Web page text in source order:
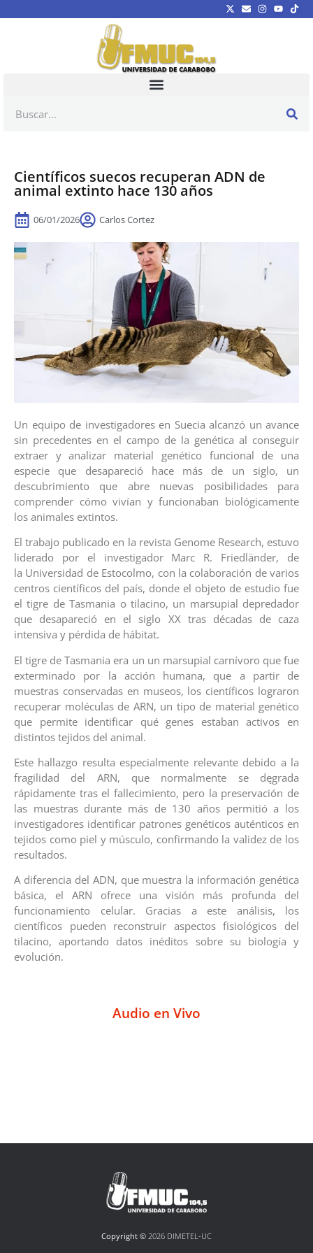
Científicos suecos recuperan ADN de
animal extinto hace 130 años
06/01/2026 Carlos Cortez
Un equipo de investigadores en Suecia alcanzó un avance
sin precedentes en el campo de la genética al conseguir
extraer y analizar material genético funcional de una
especie que desapareció hace más de un siglo, un
descubrimiento que abre nuevas posibilidades para
comprender cómo vivían y funcionaban biológicamente
los animales extintos.
El trabajo publicado en la revista Genome Research, estuvo
liderado por el investigador Marc R. Friedländer, de
la Universidad de Estocolmo, con la colaboración de varios
centros científicos del país, donde el objeto de estudio fue
el tigre de Tasmania o tilacino, un marsupial depredador
que desapareció en el siglo XX tras décadas de caza
intensiva y pérdida de hábitat.
El tigre de Tasmania era un un marsupial carnívoro que fue
exterminado por la acción humana, que a partir de
muestras conservadas en museos, los científicos lograron
recuperar moléculas de ARN, un tipo de material genético
que permite identificar qué genes estaban activos en
distintos tejidos del animal.
Este hallazgo resulta especialmente relevante debido a la
fragilidad del ARN, que normalmente se dęgrada
rápidamente tras el fallecimiento, pero la preservación de
las muestras durante más de 130 años permitió a los
investigadores identificar patrones genéticos auténticos en
tejidos como piel y músculo, confirmando la validez de los
resultados.
A diferencia del ADN, que muestra la información genética
básica, el ARN ofrece una visión más profunda del
funcionamiento celular. Gracias a este análisis, los
científicos pueden reconstruir aspectos fisiológicos del
tilacino, aportando datos inéditos sobre su biología y
evolución.
Audio en Vivo
Copyright © 2026 DIMETEL-UC